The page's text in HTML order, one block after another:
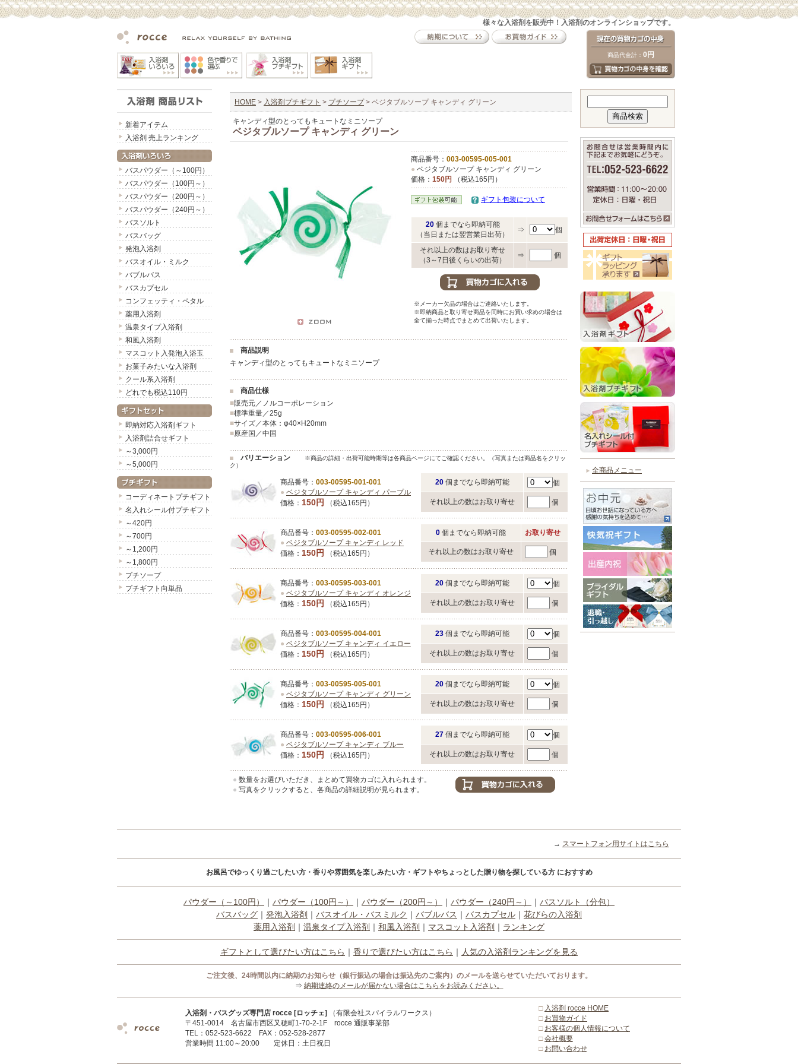
様々な入浴剤を販売中！入浴剤のオンラインショップです。
商品代金計： 0円
新着アイテム
入浴剤 売上ランキング
バスパウダー（～100円）
バスパウダー（100円～）
バスパウダー（200円～）
バスパウダー（240円～）
バスソルト
バスバッグ
発泡入浴剤
バスオイル・ミルク
バブルバス
バスカプセル
コンフェッティ・ペタル
薬用入浴剤
温泉タイプ入浴剤
和風入浴剤
マスコット入発泡入浴玉
お菓子みたいな入浴剤
クール系入浴剤
どれでも税込110円
即納対応入浴剤ギフト
入浴剤詰合せギフト
～3,000円
～5,000円
コーディネートプチギフト
名入れシール付プチギフト
～420円
～700円
～1,200円
～1,800円
プチソープ
プチギフト向単品
HOME > 入浴剤プチギフト > プチソープ> ベジタブルソープ キャンディ グリーン
キャンディ型のとってもキュートなミニソープ
ベジタブルソープ キャンディ グリーン
商品番号： 003-00595-005-001
● ベジタブルソープ キャンディ グリーン
価格： 150円 （税込165円）
ギフト包装について
20 個までなら即納可能
（当日または翌営業日出荷）
⇒ 個
それ以上の数はお取り寄せ
（3～7日後くらいの出荷）
⇒ 個
※メーカー欠品の場合はご連絡いたします。
※即納商品と取り寄せ商品を同時にお買い求めの場合は
全て揃った時点でまとめて出荷いたします。
商品説明
キャンディ型のとってもキュートなミニソープ
商品仕様
■販売元／ノルコーポレーション
■標準重量／25g
■サイズ／本体：φ40×H20mm
■原産国／中国
バリエーション
※商品の詳細・出荷可能時期等は各商品ページにてご確認ください。（写真または商品名をクリッ
ク）
商品番号： 003-00595-001-001
● ベジタブルソープ キャンディ パープル
価格： 150円 （税込165円）
20 個までなら即納可能 個
それ以上の数はお取り寄せ 個
商品番号： 003-00595-002-001
● ベジタブルソープ キャンディ レッド
価格： 150円 （税込165円）
0 個までなら即納可能 お取り寄せ
それ以上の数はお取り寄せ 個
商品番号： 003-00595-003-001
● ベジタブルソープ キャンディ オレンジ
価格： 150円 （税込165円）
20 個までなら即納可能 個
それ以上の数はお取り寄せ 個
商品番号： 003-00595-004-001
● ベジタブルソープ キャンディ イエロー
価格： 150円 （税込165円）
23 個までなら即納可能 個
それ以上の数はお取り寄せ 個
商品番号： 003-00595-005-001
● ベジタブルソープ キャンディ グリーン
価格： 150円 （税込165円）
20 個までなら即納可能 個
それ以上の数はお取り寄せ 個
商品番号： 003-00595-006-001
● ベジタブルソープ キャンディ ブルー
価格： 150円 （税込165円）
27 個までなら即納可能 個
それ以上の数はお取り寄せ 個
● 数量をお選びいただき、まとめて買物カゴに入れられます。
● 写真をクリックすると、各商品の詳細説明が見られます。
全商品メニュー
→ スマートフォン用サイトはこちら
お風呂でゆっくり過ごしたい方・香りや雰囲気を楽しみたい方・ギフトやちょっとした贈り物を探している方 におすすめ
パウダー（～100円） ｜ パウダー（100円～） ｜ パウダー（200円～） ｜ パウダー（240円～） ｜ バスソルト（分包）
バスバッグ ｜ 発泡入浴剤 ｜ バスオイル・バスミルク ｜ バブルバス ｜ バスカプセル ｜ 花びらの入浴剤
薬用入浴剤 ｜ 温泉タイプ入浴剤 ｜ 和風入浴剤 ｜ マスコット入浴剤 ｜ ランキング
ギフトとして選びたい方はこちら ｜ 香りで選びたい方はこちら ｜ 人気の入浴剤ランキングを見る
ご注文後、24時間以内に納期のお知らせ（銀行振込の場合は振込先のご案内）のメールを送らせていただいております。
⇒ 納期連絡のメールが届かない場合はこちらをお読みください。
入浴剤・バスグッズ専門店 rocce [ロッチェ]
（有限会社スパイラルワークス）
〒451-0014 名古屋市西区又穂町1-70-2-1F rocce 通販事業部
TEL：052-523-6622 FAX：052-528-2877
営業時間 11:00～20:00 定休日：土日祝日
□ 入浴剤 rocce HOME
□ お買物ガイド
□ お客様の個人情報について
□ 会社概要
□ お問い合わせ